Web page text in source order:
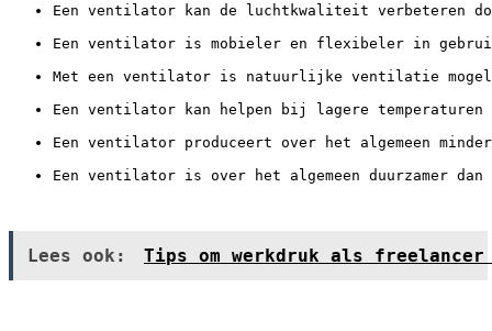
Een ventilator kan de luchtkwaliteit verbeteren
Een ventilator is mobieler en flexibeler in
Met een ventilator is natuurlijke ventilatie
Een ventilator kan helpen bij lagere
Een ventilator produceert over het algemeen
Een ventilator is over het algemeen duurzamer
Lees ook: Tips om werkdruk als freelancer